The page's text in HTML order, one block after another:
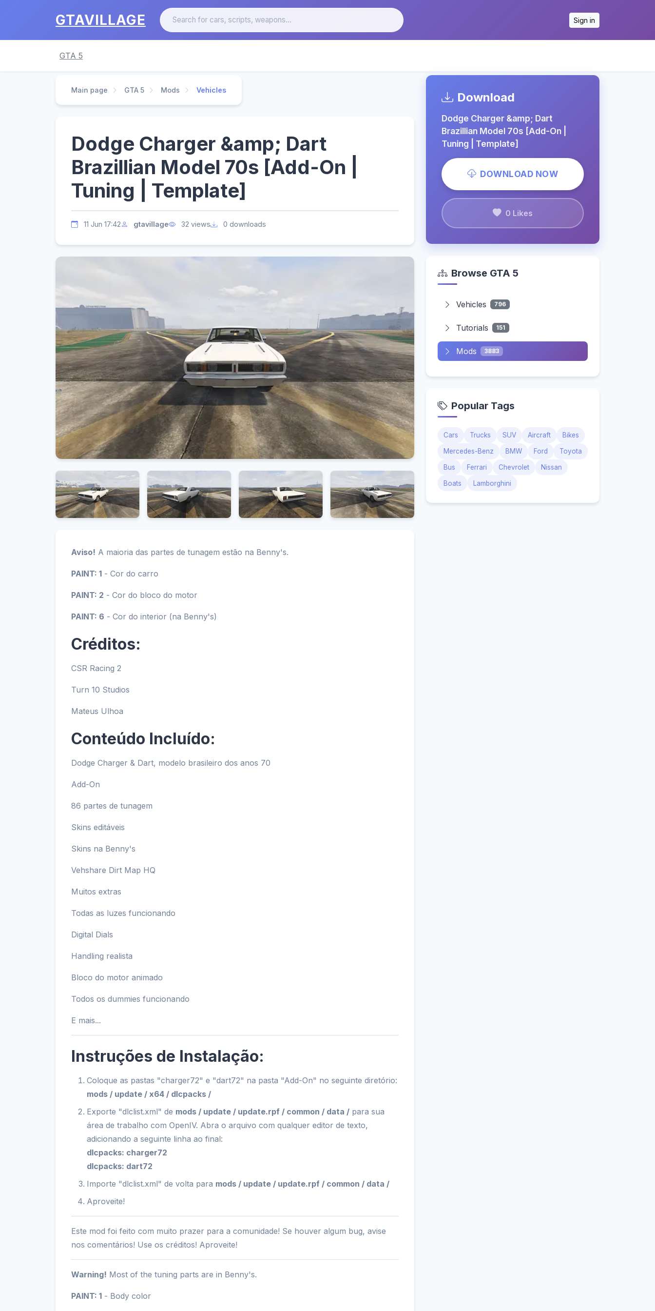
GTAVILLAGE Sign in
GTA 5
Main page GTA 5 Mods Vehicles
Dodge Charger &amp; Dart
Brazillian Model 70s [Add-On |
Tuning | Template]
11 Jun 17:42 gtavillage 32 views 0 downloads
Aviso! A maioria das partes de tunagem estão na Benny's.
PAINT: 1 - Cor do carro
PAINT: 2 - Cor do bloco do motor
PAINT: 6 - Cor do interior (na Benny's)
Créditos:
CSR Racing 2
Turn 10 Studios
Mateus Ulhoa
Conteúdo Incluído:
Dodge Charger & Dart, modelo brasileiro dos anos 70
Add-On
86 partes de tunagem
Skins editáveis
Skins na Benny's
Vehshare Dirt Map HQ
Muitos extras
Todas as luzes funcionando
Digital Dials
Handling realista
Bloco do motor animado
Todos os dummies funcionando
E mais...
Instruções de Instalação:
Coloque as pastas "charger72" e "dart72" na pasta "Add-On" no seguinte diretório:
mods / update / x64 / dlcpacks /
Exporte "dlclist.xml" de mods / update / update.rpf / common / data / para sua
área de trabalho com OpenIV. Abra o arquivo com qualquer editor de texto,
adicionando a seguinte linha ao final:
dlcpacks: charger72
dlcpacks: dart72
Importe "dlclist.xml" de volta para mods / update / update.rpf / common / data /
Aproveite!
Este mod foi feito com muito prazer para a comunidade! Se houver algum bug, avise
nos comentários! Use os créditos! Aproveite!
Warning! Most of the tuning parts are in Benny's.
PAINT: 1 - Body color
Download
Dodge Charger &amp; Dart
Brazillian Model 70s [Add-On |
Tuning | Template]
DOWNLOAD NOW
0 Likes
Browse GTA 5
Vehicles 796
Tutorials 151
Mods 3883
Popular Tags
Cars Trucks SUV Aircraft Bikes
Mercedes-Benz BMW Ford Toyota
Bus Ferrari Chevrolet Nissan
Boats Lamborghini